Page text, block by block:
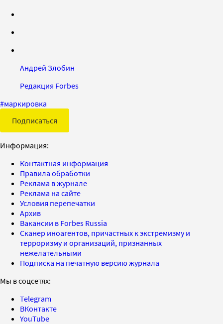
Андрей Злобин
Редакция Forbes
#маркировка
Подписаться
Информация:
Контактная информация
Правила обработки
Реклама в журнале
Реклама на сайте
Условия перепечатки
Архив
Вакансии в Forbes Russia
Сканер иноагентов, причастных к экстремизму и
терроризму и организаций, признанных
нежелательными
Подписка на печатную версию журнала
Мы в соцсетях:
Telegram
ВКонтакте
YouTube